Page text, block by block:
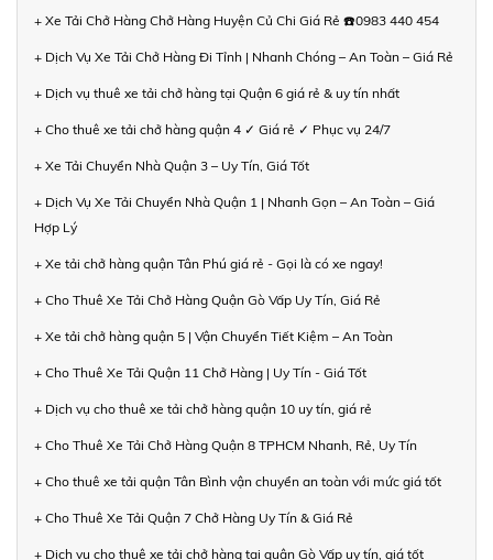
+ Xe Tải Chở Hàng Chở Hàng Huyện Củ Chi Giá Rẻ ☎️0983 440 454
+ Dịch Vụ Xe Tải Chở Hàng Đi Tỉnh | Nhanh Chóng – An Toàn – Giá Rẻ
+ Dịch vụ thuê xe tải chở hàng tại Quận 6 giá rẻ & uy tín nhất
+ Cho thuê xe tải chở hàng quận 4 ✓ Giá rẻ ✓ Phục vụ 24/7
+ Xe Tải Chuyển Nhà Quận 3 – Uy Tín, Giá Tốt
+ Dịch Vụ Xe Tải Chuyển Nhà Quận 1 | Nhanh Gọn – An Toàn – Giá
Hợp Lý
+ Xe tải chở hàng quận Tân Phú giá rẻ - Gọi là có xe ngay!
+ Cho Thuê Xe Tải Chở Hàng Quận Gò Vấp Uy Tín, Giá Rẻ
+ Xe tải chở hàng quận 5 | Vận Chuyển Tiết Kiệm – An Toàn
+ Cho Thuê Xe Tải Quận 11 Chở Hàng | Uy Tín - Giá Tốt
+ Dịch vụ cho thuê xe tải chở hàng quận 10 uy tín, giá rẻ
+ Cho Thuê Xe Tải Chở Hàng Quận 8 TPHCM Nhanh, Rẻ, Uy Tín
+ Cho thuê xe tải quận Tân Bình vận chuyển an toàn với mức giá tốt
+ Cho Thuê Xe Tải Quận 7 Chở Hàng Uy Tín & Giá Rẻ
+ Dịch vụ cho thuê xe tải chở hàng tại quận Gò Vấp uy tín, giá tốt